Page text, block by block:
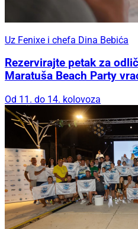
Uz Fenixe i chefa Dina Bebića
Rezervirajte petak za
Maratuša Beach Party
Od 11. do 14. kolovoza